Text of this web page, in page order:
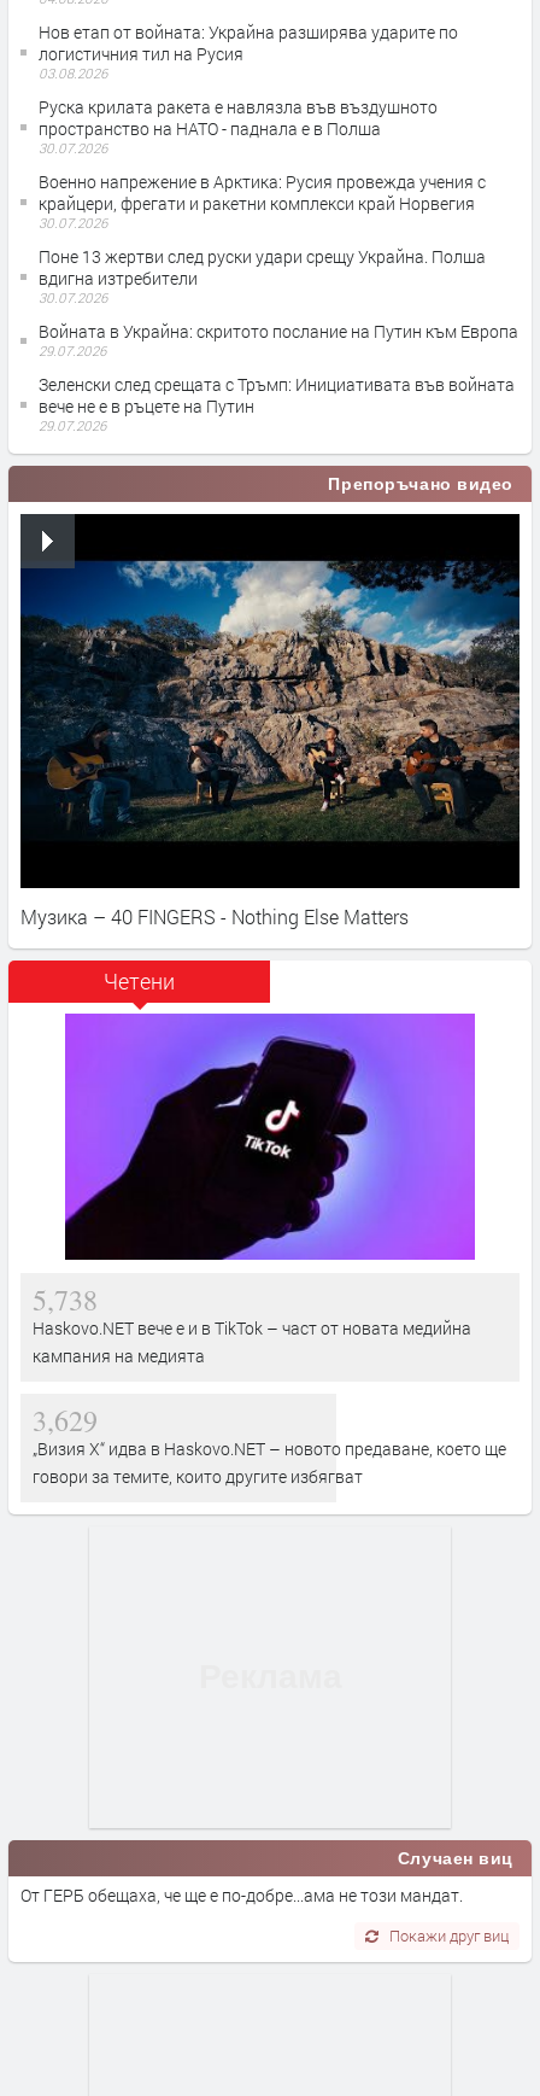
Нов етап от войната: Украйна разширява ударите по
логистичния тил на Русия
03.08.2026
Руска крилата ракета е навлязла във въздушното
пространство на НАТО - паднала е в Полша
30.07.2026
Военно напрежение в Арктика: Русия провежда учения с
крайцери, фрегати и ракетни комплекси край Норвегия
30.07.2026
Поне 13 жертви след руски удари срещу Украйна. Полша
вдигна изтребители
30.07.2026
Войната в Украйна: скритото послание на Путин към Европа
29.07.2026
Зеленски след срещата с Тръмп: Инициативата във войната
вече не е в ръцете на Путин
29.07.2026
Препоръчано видео
Музика – 40 FINGERS - Nothing Else Matters
Четени
5,738
Haskovo.NET вече е и в TikTok – част от новата медийна
кампания на медията
3,629
„Визия Х“ идва в Haskovo.NET – новото предаване, което ще
говори за темите, които другите избягват
Случаен виц
От ГЕРБ обещаха, че ще е по-добре...ама не този мандат.
Покажи друг виц